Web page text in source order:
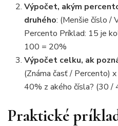
Výpočet, akým
druhého: (Menšie číslo /
Percento Príklad: 15 je
100 = 20%
Výpočet celku, ak
(Známa časť / Percento)
40% z akého čísla? (30
Praktické